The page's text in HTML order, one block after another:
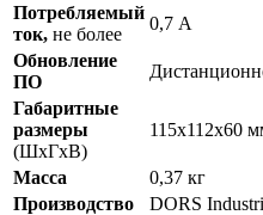
Потребляемый
ток, не более
0,7 А
Обновление
ПО
Габаритные
размеры
(ШхГхВ)
115х112х60
Масса
0,37 кг
Производство
DORS